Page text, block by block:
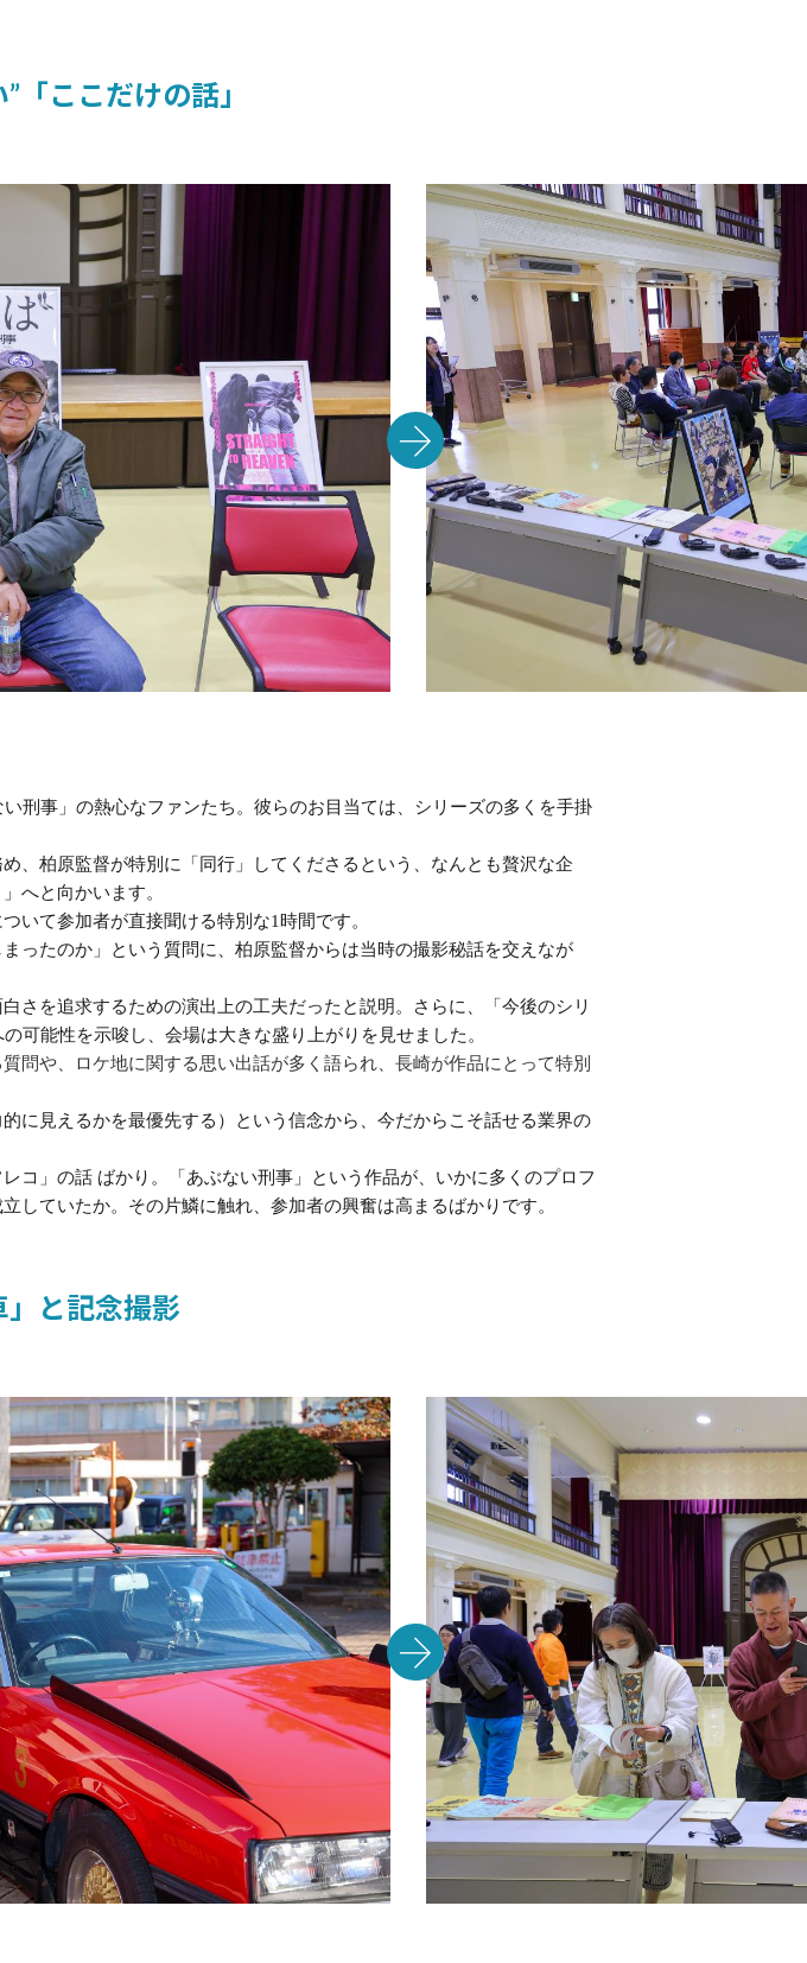
「ここだけの話」
刑事」の熱心なファンたち。彼らのお目当ては、シリーズの多くを手掛
、柏原監督が特別に「同行」してくださるという、なんとも贅沢な企
へと向かいます。
いて参加者が直接聞ける特別な1時間です。
ったのか」という質問に、柏原監督からは当時の撮影秘話を交えなが
さを追求するための演出上の工夫だったと説明。さらに、「今後のシリ
可能性を示唆し、会場は大きな盛り上がりを見せました。
問や、ロケ地に関する思い出話が多く語られ、長崎が作品にとって特別
に見えるかを最優先する）という信念から、今だからこそ話せる業界の
コ」の話 ばかり。「あぶない刑事」という作品が、いかに多くのプロフ
していたか。その片鱗に触れ、参加者の興奮は高まるばかりです。
」と記念撮影